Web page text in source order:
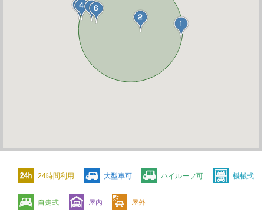
24時間利用 大型車可 ハイルーフ可 機械式
自走式 屋内 屋外